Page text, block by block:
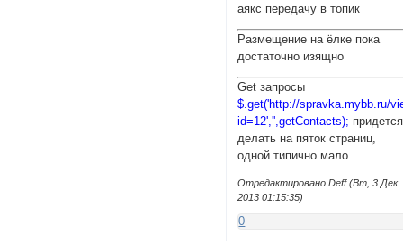
$('#pun-
$('#pun-
var My =
});
</script>
аякс передачу в топик
Размещение на ёлке пока
достаточно изящно
Get запросы
$.get('http://spravka.mybb.ru/
id=12','',getContacts); придется
делать на пяток страниц,
одной типично мало
Отредактировано Deff (Вт, 3 Дек
2013 01:15:35)
0